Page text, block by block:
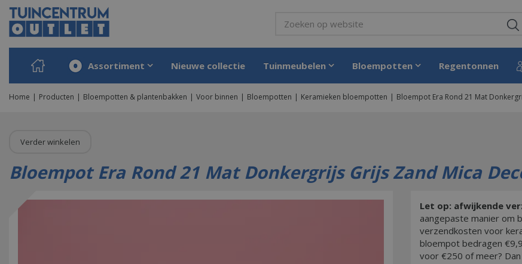
Ga
naar
content
Home Producten Bloempotten & plantenbakken Voor binnen Bloempotten Keramieken bloempotten Bloempot Era Rond 21 Mat
Assortiment Nieuwe collectie Tuinmeubelen Bloempotten Regentonnen
Verder winkelen
Bloempot Era Rond 21 Mat Donkergrijs Grijs Zand Mica
Let op: afwijkende
aangepaste manier om
verzendkosten voor
bloempot bedragen
voor €250 of meer?